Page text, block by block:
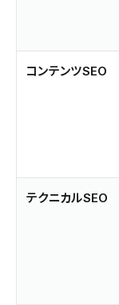
コンテンツSEO
テクニカルSEO